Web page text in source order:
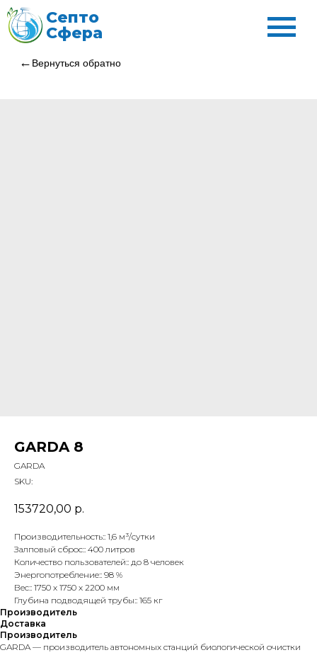
Септо
Сфера
Вернуться обратно
GARDA 8
GARDA
SKU:
153720,00 р.
Производительность:: 1,6 м³/сутки
Залповый сброс:: 400 литров
Количество пользователей:: до 8 человек
Энергопотребление:: 98 %
Вес:: 1750 х 1750 х 2200 мм
Глубина подводящей трубы:: 165 кг
Производитель
Доставка
Производитель
GARDA — производитель автономных станций биологической очистки